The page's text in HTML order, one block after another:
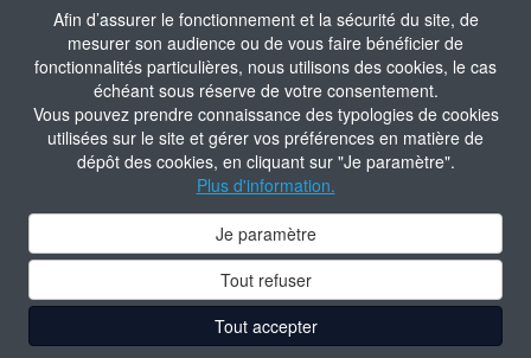
Afin d’assurer le fonctionnement et la sécurité du site, de
mesurer son audience ou de vous faire bénéficier de
fonctionnalités particulières, nous utilisons des cookies, le cas
échéant sous réserve de votre consentement.
Vous pouvez prendre connaissance des typologies de cookies
utilisées sur le site et gérer vos préférences en matière de
dépôt des cookies, en cliquant sur "Je paramètre".
Plus d'information.
Je paramètre
Tout refuser
Tout accepter